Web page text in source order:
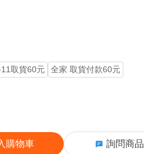
取貨60元
全家 取貨付款60元
購物車 詢問商品